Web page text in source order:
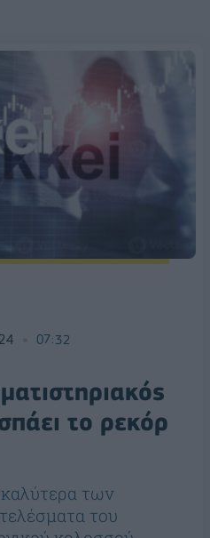
07:32
το ρεκόρ
των
του